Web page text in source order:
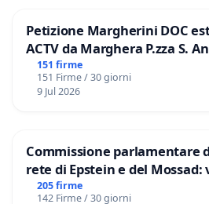
Petizione Margherini DOC
ACTV da Marghera P.zza S.
Marco Polo tariffa a € 1,50
151 firme
151 Firme / 30 giorni
9 Jul 2026
Commissione parlamentare
rete di Epstein e del
Files
205 firme
142 Firme / 30 giorni